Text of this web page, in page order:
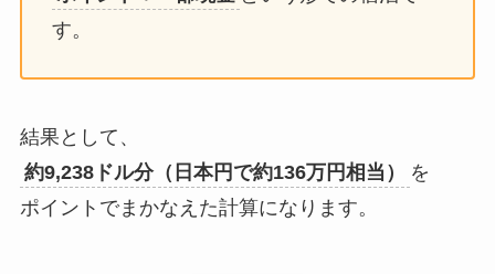
す。
結果として、
約9,238ドル分（日本円で約136万円相当）
を
ポイントでまかなえた計算になります。